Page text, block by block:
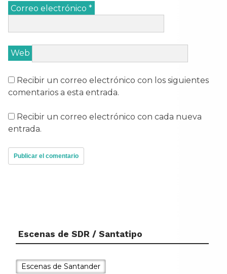
Correo electrónico *
Web
Recibir un correo electrónico con los siguientes
comentarios a esta entrada.
Recibir un correo electrónico con cada nueva
entrada.
Escenas de SDR / Santatipo
Escenas de Santander